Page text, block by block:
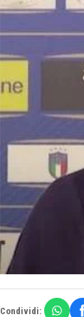
Condividi: